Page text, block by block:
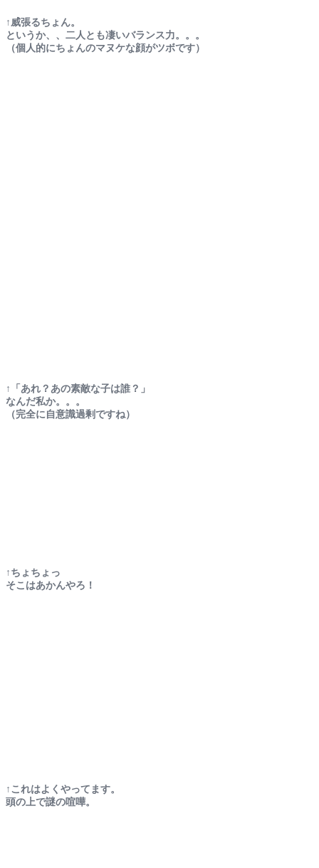
↑威張るちょん。
というか、、二人とも凄いバランス力。。。
（個人的にちょんのマヌケな顔がツボです）
↑「あれ？あの素敵な子は誰？」
なんだ私か。。。
（完全に自意識過剰ですね）
↑ちょちょっ
そこはあかんやろ！
↑これはよくやってます。
頭の上で謎の喧嘩。